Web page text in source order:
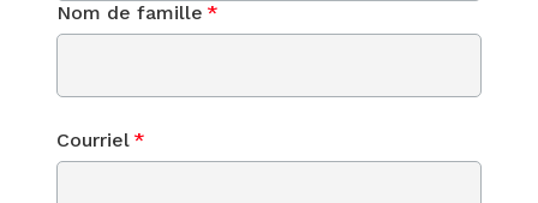
Nom de famille *
Courriel *